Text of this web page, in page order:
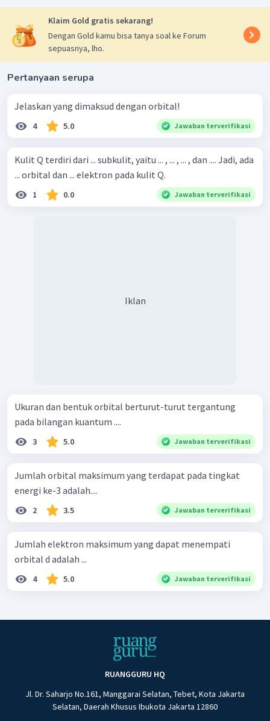
Klaim Gold gratis sekarang!
Dengan Gold kamu bisa tanya soal ke Forum
sepuasnya, lho.
Pertanyaan serupa
Jelaskan yang dimaksud dengan orbital!
4 5.0 Jawaban terverifikasi
Kulit Q terdiri dari ... subkulit, yaitu ... , ... , ... , dan .... Jadi, ada
... orbital dan ... elektron pada kulit Q.
1 0.0 Jawaban terverifikasi
Iklan
Ukuran dan bentuk orbital berturut-turut tergantung
pada bilangan kuantum ....
3 5.0 Jawaban terverifikasi
Jumlah orbital maksimum yang terdapat pada tingkat
energi ke-3 adalah....
2 3.5 Jawaban terverifikasi
Jumlah elektron maksimum yang dapat menempati
orbital d adalah ...
4 5.0 Jawaban terverifikasi
RUANGGURU HQ
Jl. Dr. Saharjo No.161, Manggarai Selatan, Tebet, Kota Jakarta
Selatan, Daerah Khusus Ibukota Jakarta 12860